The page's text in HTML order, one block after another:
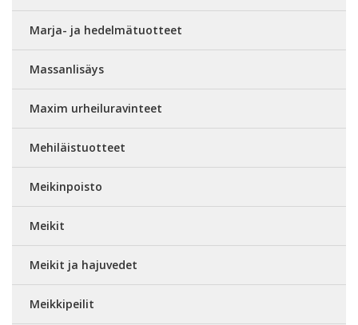
Marja- ja hedelmätuotteet
Massanlisäys
Maxim urheiluravinteet
Mehiläistuotteet
Meikinpoisto
Meikit
Meikit ja hajuvedet
Meikkipeilit